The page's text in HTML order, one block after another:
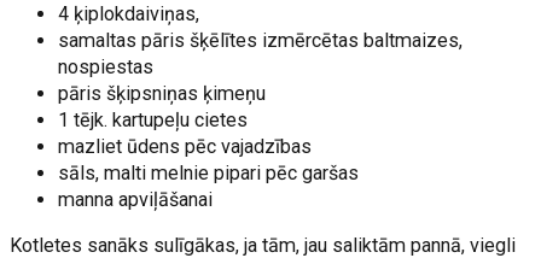
4 ķiplokdaiviņas,
samaltas pāris šķēlītes izmērcētas baltmaizes,
nospiestas
pāris šķipsniņas ķimeņu
1 tējk. kartupeļu cietes
mazliet ūdens pēc vajadzības
sāls, malti melnie pipari pēc garšas
manna apviļāšanai
Kotletes sanāks sulīgākas, ja tām, jau saliktām pannā, viegli